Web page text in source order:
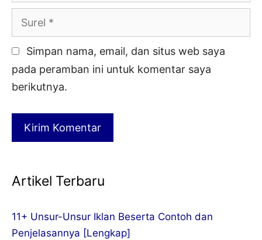
Surel
Simpan nama, email, dan situs web saya
pada peramban ini untuk komentar saya
berikutnya.
Artikel Terbaru
11+ Unsur-Unsur Iklan Beserta Contoh dan
Penjelasannya [Lengkap]